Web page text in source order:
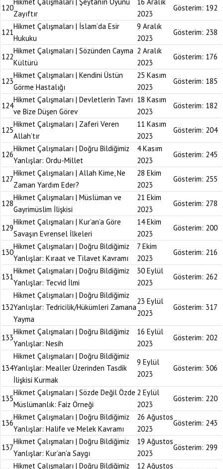
120
Zayıftır
2023
Gösterim: 192
121
Hikmet Çalışmaları | İslam’da Esir
Hukuku
9 Aralık
2023
Gösterim: 238
122
Hikmet Çalışmaları | Sözünden Cayma
Kültürü
2 Aralık
2023
Gösterim: 176
123
Hikmet Çalışmaları | Kendini Üstün
Görme Hastalığı
25 Kasım
2023
Gösterim: 185
124
Hikmet Çalışmaları | Devletlerin Tavrı
ve Bize Düşen Görev
18 Kasım
2023
Gösterim: 182
125
Hikmet Çalışmaları | Zaferi Veren
Allah’tır
11 Kasım
2023
Gösterim: 204
126
Hikmet Çalışmaları | Doğru Bildiğimiz
Yanlışlar: Ordu-Millet
4 Kasım
2023
Gösterim: 245
127
Hikmet Çalışmaları | Allah Kime, Ne
Zaman Yardım Eder?
28 Ekim
2023
Gösterim: 255
128
Hikmet Çalışmaları | Müslüman ve
Gayrimüslim İlişkisi
21 Ekim
2023
Gösterim: 278
129
Hikmet Çalışmaları | Kur’an’a Göre
Savaşın Evrensel İlkeleri
14 Ekim
2023
Gösterim: 200
130
Hikmet Çalışmaları | Doğru Bildiğimiz
Yanlışlar: Kıraat ve Tilavet Kavramı
7 Ekim
2023
Gösterim: 216
131
Hikmet Çalışmaları | Doğru Bildiğimiz
Yanlışlar: Tecvid İlmi
30 Eylül
2023
Gösterim: 262
132
Hikmet Çalışmaları | Doğru Bildiğimiz
Yanlışlar: Tedricilik/Hükümleri Zamana
Yayma
23 Eylül
2023
Gösterim: 317
133
Hikmet Çalışmaları | Doğru Bildiğimiz
Yanlışlar: Nesih
16 Eylül
2023
Gösterim: 202
134
Hikmet Çalışmaları | Doğru Bildiğimiz
Yanlışlar: Mealler Üzerinden Tasdik
İlişkisi Kurmak
9 Eylül
2023
Gösterim: 306
135
Hikmet Çalışmaları | Sözde Değil Özde
Müslümanlık: Faiz Örneği
2 Eylül
2023
Gösterim: 220
136
Hikmet Çalışmaları | Doğru Bildiğimiz
Yanlışlar: Halife ve Melek Kavramı
26 Ağustos
2023
Gösterim: 243
137
Hikmet Çalışmaları | Doğru Bildiğimiz
Yanlışlar: Kur’an’a Saygı
19 Ağustos
2023
Gösterim: 299
Hikmet Çalışmaları | Doğru Bildiğimiz
12 Ağustos